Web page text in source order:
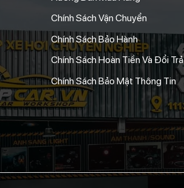
Chính Sách Vận Chuyển
Chính Sách Bảo Hành
Chính Sách Hoàn Tiền Và Đổi Trả
Chính Sách Bảo Mật Thông Tin